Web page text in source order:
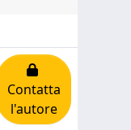
Contatta
l'autore